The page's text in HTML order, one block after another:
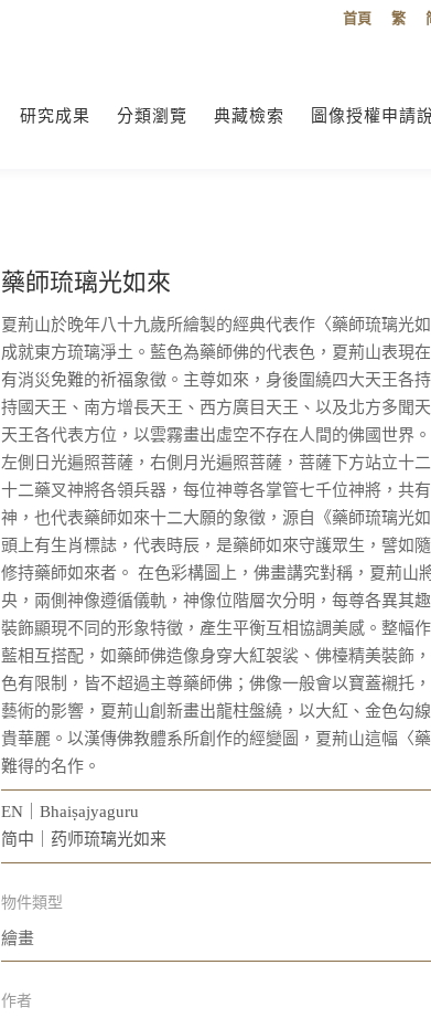
首頁 繁
研究成果 分類瀏覽 典藏檢索 圖像授權申請
藥師琉璃光如來
夏荊山於晚年八十九歲所繪製的經典代表作〈藥師琉璃光
成就東方琉璃淨土。藍色為藥師佛的代表色，夏荊山表現
有消災免難的祈福象徵。主尊如來，身後圍繞四大天王各
持國天王、南方增長天王、西方廣目天王、以及北方多聞
天王各代表方位，以雲霧畫出虛空不存在人間的佛國世界
左側日光遍照菩薩，右側月光遍照菩薩，菩薩下方站立十
十二藥叉神將各領兵器，每位神尊各掌管七千位神將，共
神，也代表藥師如來十二大願的象徵，源自《藥師琉璃光
頭上有生肖標誌，代表時辰，是藥師如來守護眾生，譬如
修持藥師如來者。 在色彩構圖上，佛畫講究對稱，夏荊山
央，兩側神像遵循儀軌，神像位階層次分明，每尊各異其
裝飾顯現不同的形象特徵，產生平衡互相協調美感。整幅
藍相互搭配，如藥師佛造像身穿大紅袈裟、佛檯精美裝飾
色有限制，皆不超過主尊藥師佛；佛像一般會以寶蓋襯托
藝術的影響，夏荊山創新畫出龍柱盤繞，以大紅、金色勾
貴華麗。以漢傳佛教體系所創作的經變圖，夏荊山這幅〈
難得的名作。
EN｜Bhaiṣajyaguru
简中｜药师琉璃光如来
物件類型
繪畫
作者